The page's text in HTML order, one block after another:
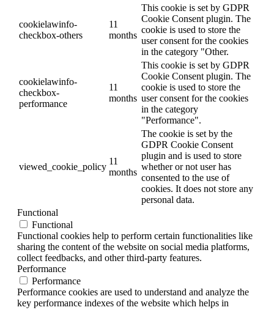
cookielawinfo-
checkbox-others
11
months
This cookie is set by GDPR
Cookie Consent plugin. The
cookie is used to store the
user consent for the cookies
in the category "Other.
cookielawinfo-
checkbox-
performance
11
months
This cookie is set by GDPR
Cookie Consent plugin. The
cookie is used to store the
user consent for the cookies
in the category
"Performance".
viewed_cookie_policy
11
months
The cookie is set by the
GDPR Cookie Consent
plugin and is used to store
whether or not user has
consented to the use of
cookies. It does not store any
personal data.
Functional
Functional
Functional cookies help to perform certain functionalities like
sharing the content of the website on social media platforms,
collect feedbacks, and other third-party features.
Performance
Performance
Performance cookies are used to understand and analyze the
key performance indexes of the website which helps in